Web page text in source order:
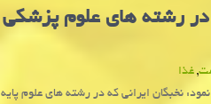
کنکور در رشته های علوم پزشکی
, غذا
نخبگان ایرانی که در رشته های علوم پایه